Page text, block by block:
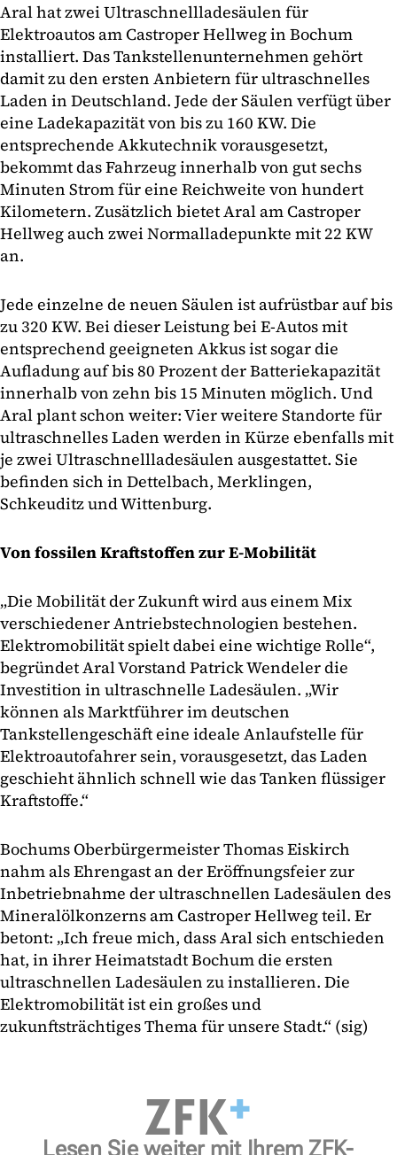
Aral hat zwei Ultraschnellladesäulen für
Elektroautos am Castroper Hellweg in Bochum
installiert. Das Tankstellenunternehmen gehört
damit zu den ersten Anbietern für ultraschnelles
Laden in Deutschland. Jede der Säulen verfügt über
eine Ladekapazität von bis zu 160 KW. Die
entsprechende Akkutechnik vorausgesetzt,
bekommt das Fahrzeug innerhalb von gut sechs
Minuten Strom für eine Reichweite von hundert
Kilometern. Zusätzlich bietet Aral am Castroper
Hellweg auch zwei Normalladepunkte mit 22 KW
an.
Jede einzelne de neuen Säulen ist aufrüstbar auf bis
zu 320 KW. Bei dieser Leistung bei E-Autos mit
entsprechend geeigneten Akkus ist sogar die
Aufladung auf bis 80 Prozent der Batteriekapazität
innerhalb von zehn bis 15 Minuten möglich. Und
Aral plant schon weiter: Vier weitere Standorte für
ultraschnelles Laden werden in Kürze ebenfalls mit
je zwei Ultraschnellladesäulen ausgestattet. Sie
befinden sich in Dettelbach, Merklingen,
Schkeuditz und Wittenburg.
Von fossilen Kraftstoffen zur E-Mobilität
„Die Mobilität der Zukunft wird aus einem Mix
verschiedener Antriebstechnologien bestehen.
Elektromobilität spielt dabei eine wichtige Rolle“,
begründet Aral Vorstand Patrick Wendeler die
Investition in ultraschnelle Ladesäulen. „Wir
können als Marktführer im deutschen
Tankstellengeschäft eine ideale Anlaufstelle für
Elektroautofahrer sein, vorausgesetzt, das Laden
geschieht ähnlich schnell wie das Tanken flüssiger
Kraftstoffe.“
Bochums Oberbürgermeister Thomas Eiskirch
nahm als Ehrengast an der Eröffnungsfeier zur
Inbetriebnahme der ultraschnellen Ladesäulen des
Mineralölkonzerns am Castroper Hellweg teil. Er
betont: „Ich freue mich, dass Aral sich entschieden
hat, in ihrer Heimatstadt Bochum die ersten
ultraschnellen Ladesäulen zu installieren. Die
Elektromobilität ist ein großes und
zukunftsträchtiges Thema für unsere Stadt.“ (sig)
Lesen Sie weiter mit Ihrem ZFK-